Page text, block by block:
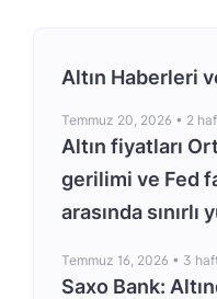
Altın Haberleri
Temmuz 20, 2026 • 2
Altın fiyatları
gerilimi ve Fed
arasında sınırlı
Temmuz 16, 2026 • 3
Saxo Bank: